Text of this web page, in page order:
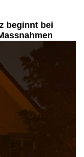
beginnt bei